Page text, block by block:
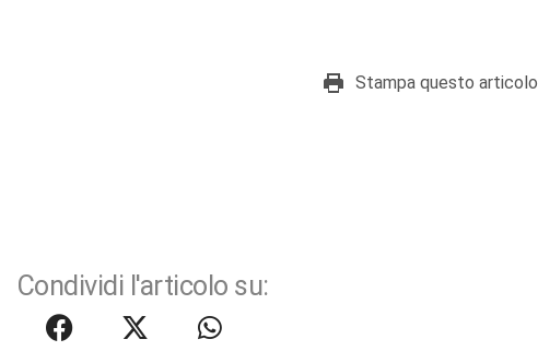
Stampa questo articolo
Condividi l'articolo su: